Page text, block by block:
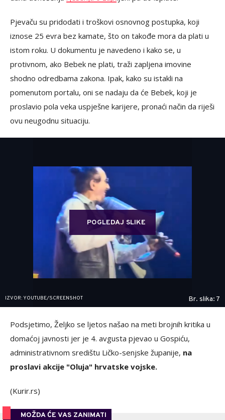
Pjevaču su pridodati i troškovi osnovnog postupka, koji
iznose 25 evra bez kamate, što on takođe mora da plati u
istom roku. U dokumentu je navedeno i kako se, u
protivnom, ako Bebek ne plati, traži zapljena imovine
shodno odredbama zakona. Ipak, kako su istakli na
pomenutom portalu, oni se nadaju da će Bebek, koji je
proslavio pola veka uspješne karijere, pronaći način da riješi
ovu neugodnu situaciju.
POGLEDAJ SLIKE
IZVOR: YOUTUBE/SCREENSHOT Br. slika: 7
Podsjetimo, Željko se ljetos našao na meti brojnih kritika u
domaćoj javnosti jer je 4. avgusta pjevao u Gospiću,
administrativnom središtu Ličko-senjske županije, na
proslavi akcije "Oluja" hrvatske vojske.
(Kurir.rs)
MOŽDA ĆE VAS ZANIMATI